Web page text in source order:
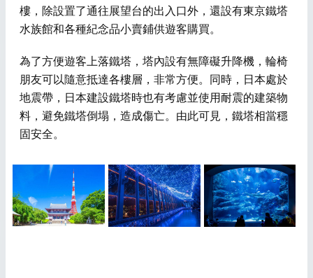
樓，除設置了通往展望台的出入口外，還設有東京鐵塔
水族館和各種紀念品小賣鋪供遊客購買。
為了方便遊客上落鐵塔，塔內設有無障礙升降機，輪椅
朋友可以隨意抵達各樓層，非常方便。同時，日本處於
地震帶，日本建設鐵塔時也有考慮並使用耐震的建築物
料，避免鐵塔倒塌，造成傷亡。由此可見，鐵塔相當穩
固安全。